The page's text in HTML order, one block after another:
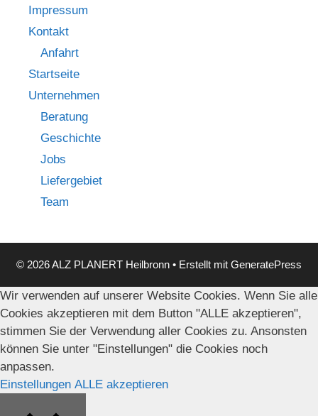
Impressum
Kontakt
Anfahrt
Startseite
Unternehmen
Beratung
Geschichte
Jobs
Liefergebiet
Team
© 2026 ALZ PLANERT Heilbronn • Erstellt mit GeneratePress
Wir verwenden auf unserer Website Cookies. Wenn Sie alle
Cookies akzeptieren mit dem Button "ALLE akzeptieren",
stimmen Sie der Verwendung aller Cookies zu. Ansonsten
können Sie unter "Einstellungen" die Cookies noch
anpassen.
Einstellungen ALLE akzeptieren